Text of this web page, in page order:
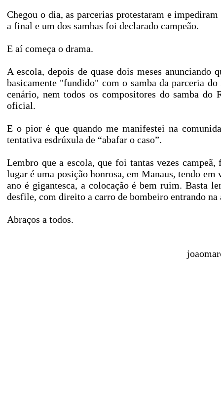
Chegou o dia, as parcerias protestaram e
a final e um dos sambas foi declarado campeão.
E aí começa o drama.
A escola, depois de quase dois meses
basicamente "fundido" com o samba da parceria
cenário, nem todos os compositores do samba
oficial.
E o pior é que quando me manifestei na
tentativa esdrúxula de “abafar o caso”.
Lembro que a escola, que foi tantas vezes
lugar é uma posição honrosa, em Manaus, tendo
ano é gigantesca, a colocação é bem ruim. Basta
desfile, com direito a carro de bombeiro entrando
Abraços a todos.